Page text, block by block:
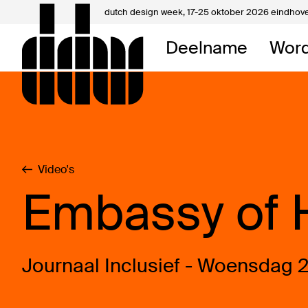
dutch design week,17-25 oktober 2026
Deelname
Mijn
Over
Video's
Embassy of
Journaal Inclusief - Woensdag